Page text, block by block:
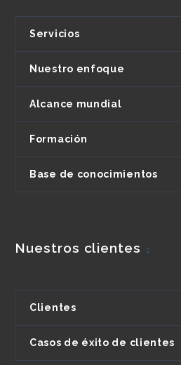
Servicios
Nuestro enfoque
Alcance mundial
Formación
Base de conocimientos
Nuestros clientes
Clientes
Casos de éxito de clientes